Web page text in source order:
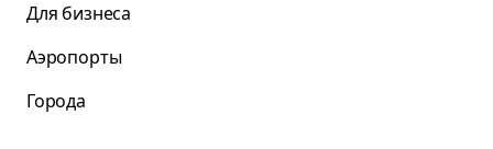
Для бизнеса
Аэропорты
Города